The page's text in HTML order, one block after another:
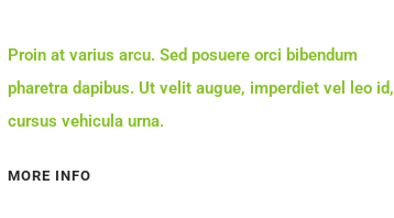
Proin at varius arcu. Sed posuere orci bibendum
pharetra dapibus. Ut velit augue, imperdiet vel leo id,
cursus vehicula urna.
MORE INFO